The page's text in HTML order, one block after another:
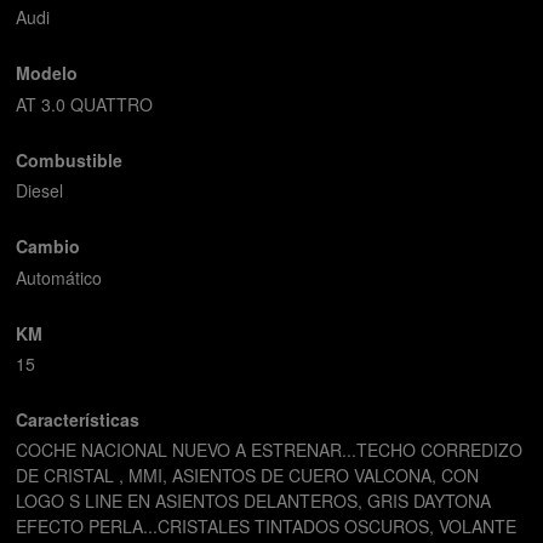
Audi
Modelo
AT 3.0 QUATTRO
Combustible
Diesel
Cambio
Automático
KM
15
Características
COCHE NACIONAL NUEVO A ESTRENAR...TECHO CORREDIZO
DE CRISTAL , MMI, ASIENTOS DE CUERO VALCONA, CON
LOGO S LINE EN ASIENTOS DELANTEROS, GRIS DAYTONA
EFECTO PERLA...CRISTALES TINTADOS OSCUROS, VOLANTE